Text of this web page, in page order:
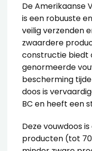
De Amerikaanse
is een robuuste
veilig verzenden
zwaardere
constructie biedt
genormeerde
bescherming
doos is
BC en heeft een
Deze vouwdoos
producten (tot